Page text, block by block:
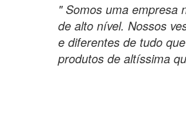
" Somos uma empresa
de alto nível. Nossos
e diferentes de tudo
produtos de altíssima